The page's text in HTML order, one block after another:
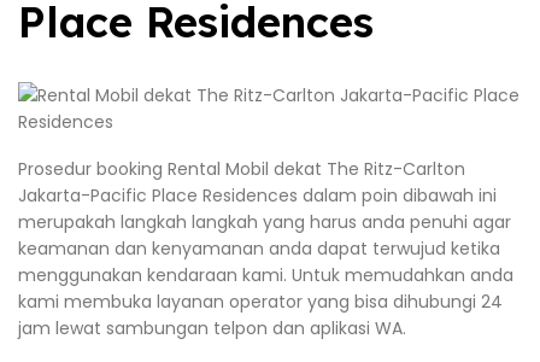
Place Residences
Prosedur booking Rental Mobil dekat The Ritz-Carlton
Jakarta-Pacific Place Residences dalam poin dibawah ini
merupakah langkah langkah yang harus anda penuhi agar
keamanan dan kenyamanan anda dapat terwujud ketika
menggunakan kendaraan kami. Untuk memudahkan anda
kami membuka layanan operator yang bisa dihubungi 24
jam lewat sambungan telpon dan aplikasi WA.